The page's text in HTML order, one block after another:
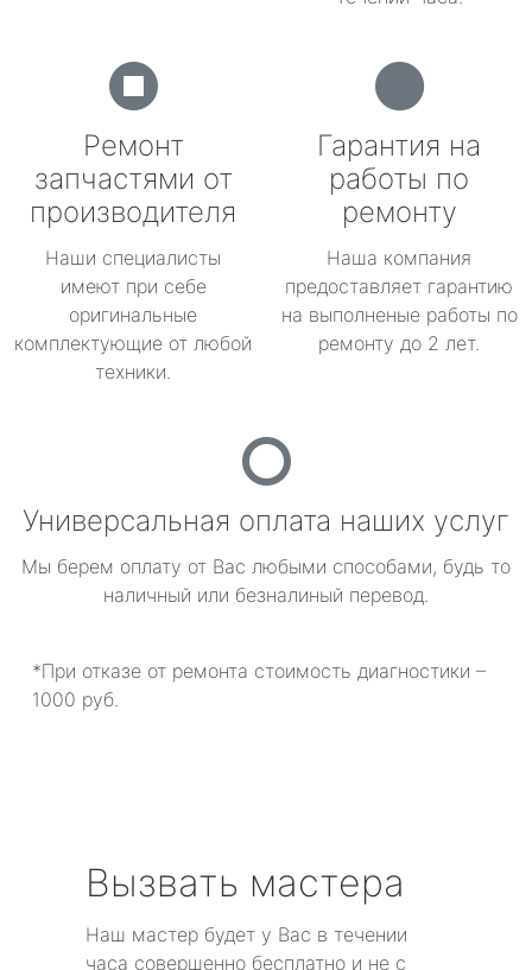
Ремонт
запчастями от
производителя
Наши специалисты
имеют при себе
оригинальные
комплектующие от любой
техники.
Гарантия на
работы по
ремонту
Наша компания
предоставляет гарантию
на выполненые работы по
ремонту до 2 лет.
Универсальная оплата наших услуг
Мы берем оплату от Вас любыми способами, будь то
наличный или безналиный перевод.
*При отказе от ремонта стоимость диагностики –
1000 руб.
Вызвать мастера
Наш мастер будет у Вас в течении
часа совершенно бесплатно и не с